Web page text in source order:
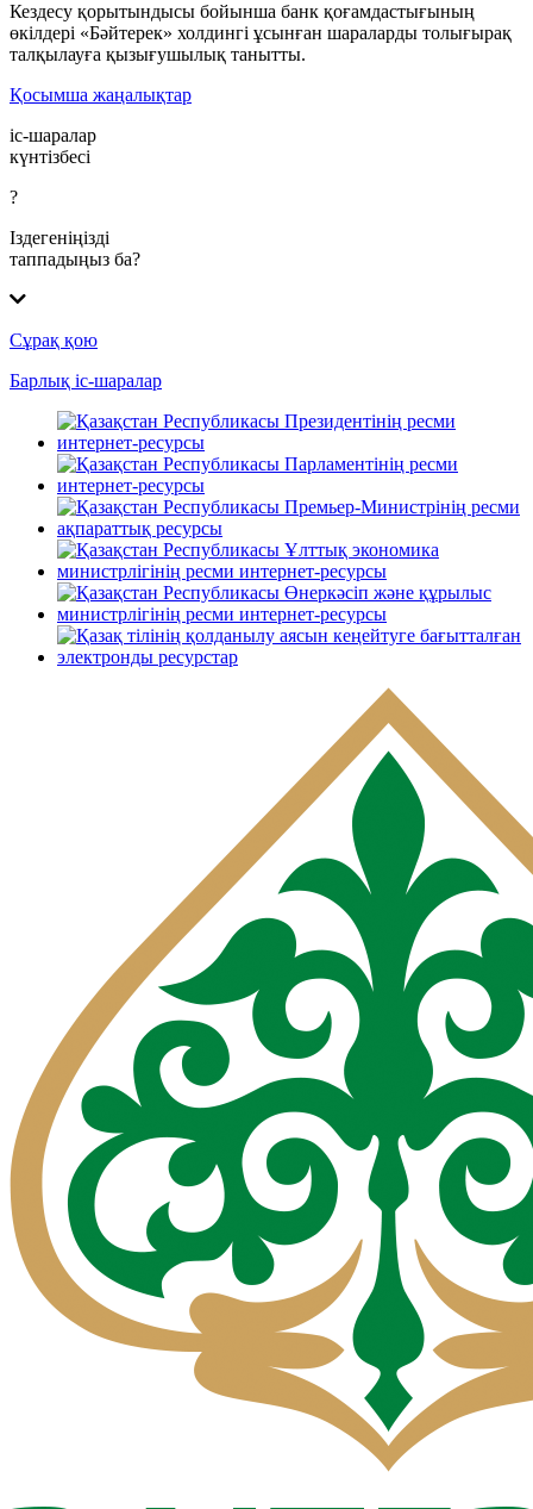
Кездесу қорытындысы бойынша банк қоғамдастығының
өкілдері «Бәйтерек» холдингі ұсынған шараларды толығырақ
талқылауға қызығушылық танытты.
Қосымша жаңалықтар
іс-шаралар
күнтізбесі
?
Іздегеніңізді
таппадыңыз ба?
Сұрақ қою
Барлық іс-шаралар